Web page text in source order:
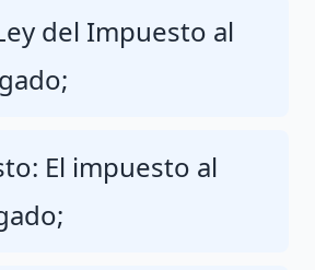
del Impuesto al
El impuesto al